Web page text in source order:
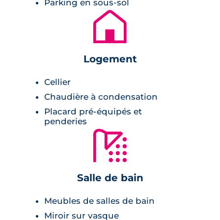
Prestations du bien neuf
peinture lisse blanche,
carrelage,
cuisine aménagée,
terrasse, balcon ou jardin,
double vitrage isolant,
menuiserie en PVC,
thermostat connecté.
Parking en sous-sol
🏚
Logement
Cellier
Chaudière à condensation
Placard pré-équipés et
penderies
🚿
Salle de bain
Meubles de salles de bain
Miroir sur vasque